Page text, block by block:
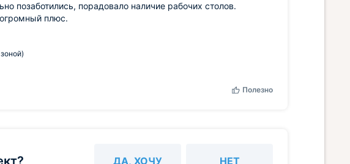
позаботились, порадовало наличие рабочих столов.
плюс.
Полезно
ДА, ХОЧУ НЕТ